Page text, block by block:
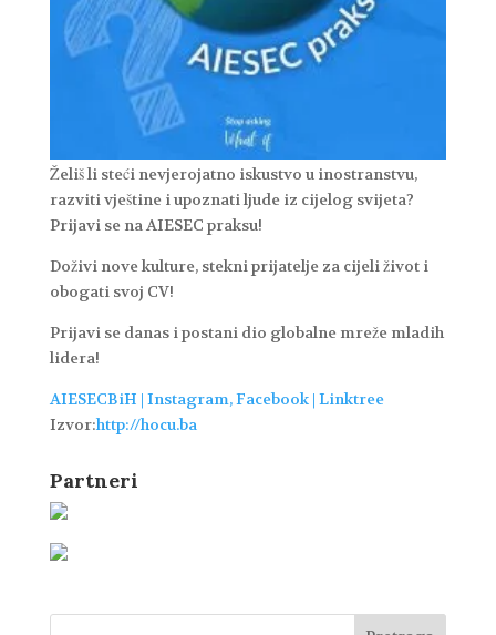
Želiš li steći nevjerojatno iskustvo u inostranstvu,
razviti vještine i upoznati ljude iz cijelog svijeta?
Prijavi se na AIESEC praksu!
Doživi nove kulture, stekni prijatelje za cijeli život i
obogati svoj CV!
Prijavi se danas i postani dio globalne mreže mladih
lidera!
AIESECBiH | Instagram, Facebook | Linktree
Izvor:http://hocu.ba
Partneri